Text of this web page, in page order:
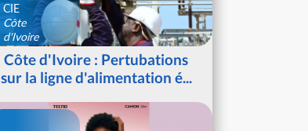
CIE
Côte
d'Ivoire
Côte d'Ivoire : Pertubations
sur la ligne d'alimentation é...